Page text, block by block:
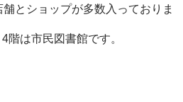
とショップが多数入っておりま
階は市民図書館です。